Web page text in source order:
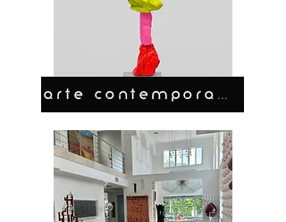
ARTE CONTEMPORANEO